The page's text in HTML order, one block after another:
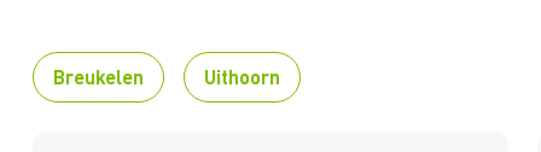
Breukelen Uithoorn